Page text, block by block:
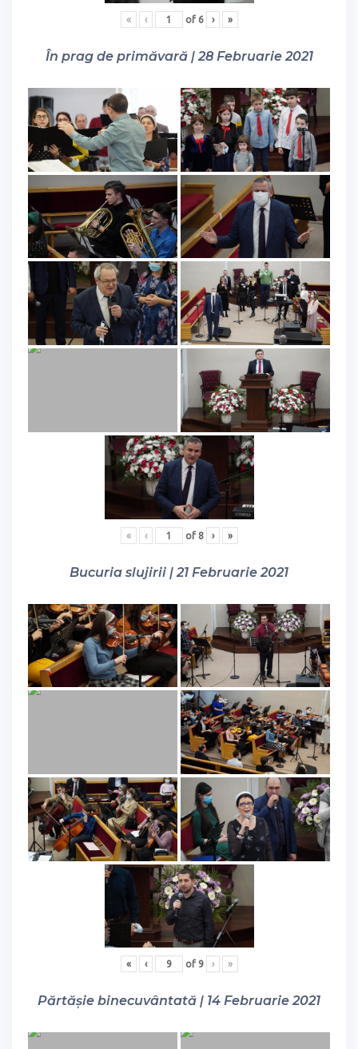
« ‹ of 6 › »
În prag de primăvară | 28 Februarie 2021
« ‹ of 8 › »
Bucuria slujirii | 21 Februarie 2021
« ‹ of 9 › »
Părtășie binecuvântată | 14 Februarie 2021